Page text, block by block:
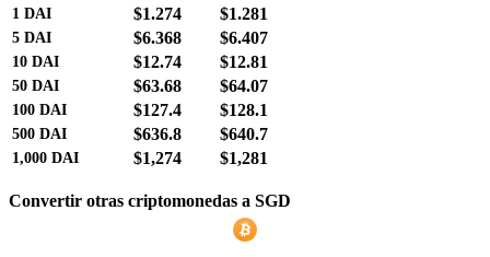
1 DAI $1.274 $1.281
5 DAI $6.368 $6.407
10 DAI $12.74 $12.81
50 DAI $63.68 $64.07
100 DAI $127.4 $128.1
500 DAI $636.8 $640.7
1,000 DAI $1,274 $1,281
Convertir otras criptomonedas a SGD